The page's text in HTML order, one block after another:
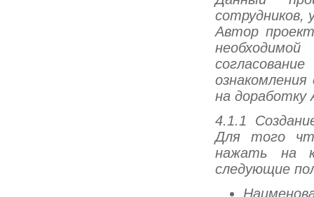
сотрудников,
Автор
на
4.1.1
Для того
нажать на
следующие